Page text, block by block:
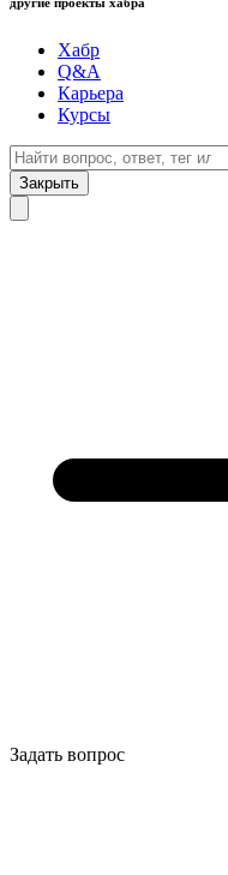
Хабр
Q&A
Карьера
Курсы
Закрыть
Задать вопрос